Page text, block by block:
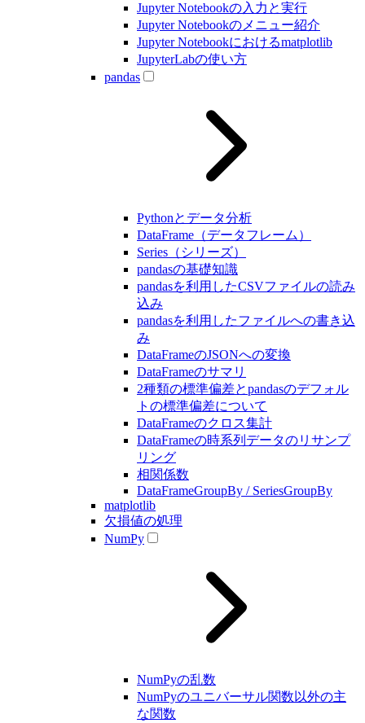
Jupyter Notebookの入力と実行
Jupyter Notebookのメニュー紹介
Jupyter Notebookにおけるmatplotlib
JupyterLabの使い方
pandas
Pythonとデータ分析
DataFrame（データフレーム）
Series（シリーズ）
pandasの基礎知識
pandasを利用したCSVファイルの読み
込み
pandasを利用したファイルへの書き込
み
DataFrameのJSONへの変換
DataFrameのサマリ
2種類の標準偏差とpandasのデフォル
トの標準偏差について
DataFrameのクロス集計
DataFrameの時系列データのリサンプ
リング
相関係数
DataFrameGroupBy / SeriesGroupBy
matplotlib
欠損値の処理
NumPy
NumPyの乱数
NumPyのユニバーサル関数以外の主
な関数